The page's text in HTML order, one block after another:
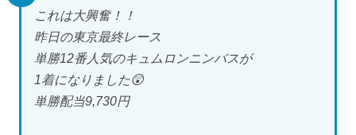
これは大興奮！！
昨日の東京最終レース
単勝12番人気のキュムロンニンバスが
1着になりました😲
単勝配当9,730円